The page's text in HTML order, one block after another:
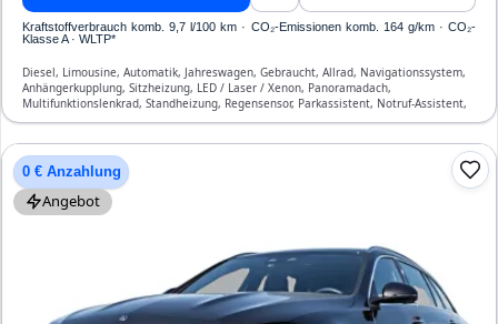
Kraftstoffverbrauch komb. 9,7 l/100 km · CO₂-Emissionen komb. 164 g/km · CO₂-
Klasse A · WLTP*
Diesel, Limousine, Automatik, Jahreswagen, Gebraucht, Allrad, Navigationssystem,
Anhängerkupplung, Sitzheizung, LED / Laser / Xenon, Panoramadach,
Multifunktionslenkrad, Standheizung, Regensensor, Parkassistent, Notruf-Assistent,
Lichtsensor, Start/Stopp-Automatik, Bluetooth, Freisprecheinrichtung,
Airbags
0 € Anzahlung
Angebot